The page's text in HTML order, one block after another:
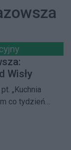
Wisły
„Kuchnia
co tydzień
regionów